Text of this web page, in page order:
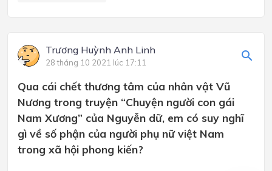
Trương Huỳnh Anh Linh
28 tháng 10 2021 lúc 17:11
Qua cái chết thương tâm của nhân vật Vũ
Nương trong truyện “Chuyện người con gái
Nam Xương” của Nguyễn dữ, em có suy nghĩ
gì về số phận của người phụ nữ việt Nam
trong xã hội phong kiến?